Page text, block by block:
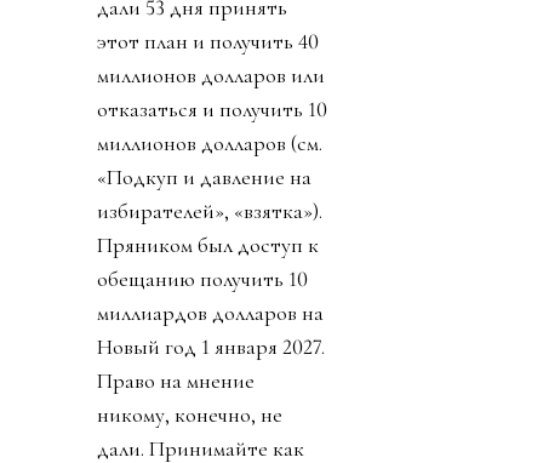
дали 53 дня принять
этот план и получить 40
миллионов долларов или
отказаться и получить 10
миллионов долларов (см.
«Подкуп и давление на
избирателей», «взятка»).
Пряником был доступ к
обещанию получить 10
миллиардов долларов на
Новый год 1 января 2027.
Право на мнение
никому, конечно, не
дали. Принимайте как